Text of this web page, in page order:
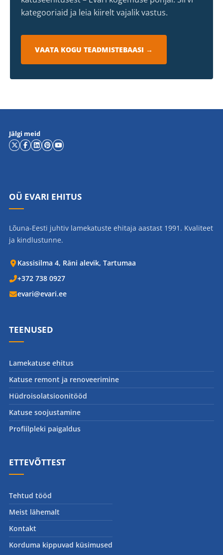
kategooriaid ja leia kiirelt vajalik vastus.
VAATA KOGU TEADMISTEBAASI →
Jälgi meid
OÜ EVARI EHITUS
Lõuna-Eesti juhtiv lamekatuste ehitaja aastast 1991. Kvaliteet
ja kindlustunne.
Kassisilma 4, Räni alevik, Tartumaa
+372 738 0927
evari@evari.ee
TEENUSED
Lamekatuse ehitus
Katuse remont ja renoveerimine
Hüdroisolatsioonitööd
Katuse soojustamine
Profiilpleki paigaldus
ETTEVÕTTEST
Tehtud tööd
Meist lähemalt
Kontakt
Korduma kippuvad küsimused